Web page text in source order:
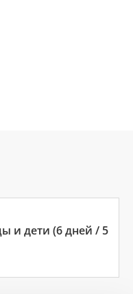
и дети (6 дней / 5